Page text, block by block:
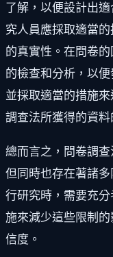
了解，以便設計出
究人員應採取適當
的真實性。在問卷
的檢查和分析，以
並採取適當的措施
調查法所獲得的資料
總而言之，問卷調
但同時也存在著諸
行研究時，需要充
施來減少這些限制
信度。